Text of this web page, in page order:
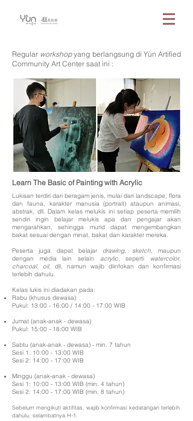
Regular workshopyang berlangsung di Yùn Artified
Community Art Center saat ini :
Learn The Basic of Painting with Acrylic
Lukisan terdiri dari beragam jenis, mulai dari landscape, flora
dan fauna, karakter manusia (portrait) ataupun animasi,
abstrak, dll. Dalam kelas melukis ini setiap peserta memilih
sendiri ingin belajar melukis apa dan pengajar akan
mengarahkan, sehingga murid dapat mengembangkan
bakat sesuai dengan minat, bakat dan karakter mereka.
Peserta juga dapat belajar drawing, sketch, maupun
dengan media lain selain
acrylic, seperti watercolor,
charcoal, oil, dll, namun wajib diinfokan dan konfirmasi
terlebih dahulu.
Kelas lukis ini diadakan pada:
Rabu (khusus dewasa)
Pukul: 13:00 - 16:00 / 14:00 - 17:00 WIB
Jumat (anak-anak - dewasa)
Pukul: 15:00 - 18:00 WIB
Sabtu (anak-anak - dewasa) - min. 7 tahun
Sesi 1: 10:00 - 13:00 WIB
Sesi 2: 14:00 - 17:00 WIB
Minggu (anak-anak - dewasa)
Sesi 1: 10:00 - 13:00 WIB (min. 4 tahun)
Sesi 2: 14:00 - 17:00 WIB (min. 8 tahun)
Sebelum mengikuti aktifitas, wajib konfirmasi kedatangan terlebih
dahulu, selambatnya H-1.